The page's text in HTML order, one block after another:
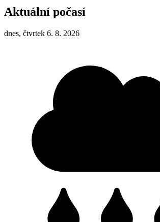
Aktuální počasí
dnes, čtvrtek 6. 8. 2026